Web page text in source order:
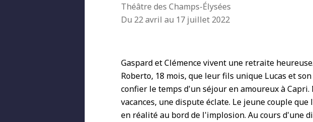
Théâtre des Champs-Élysées
Du 22 avril au 17 juillet 2022
Gaspard et Clémence vivent une retraite
Roberto, 18 mois, que leur fils unique Lucas et
confier le temps d'un séjour en amoureux à
vacances, une dispute éclate. Le jeune couple
en réalité au bord de l'implosion. Au cours d'une